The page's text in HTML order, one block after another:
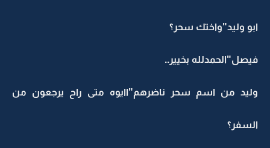
ابو وليد"واختك سحر؟
فيصل"الحمدلله بخيير..
وليد من اسم سحر ناضرهم"اايوه متى راح يرجعون من
السفر؟